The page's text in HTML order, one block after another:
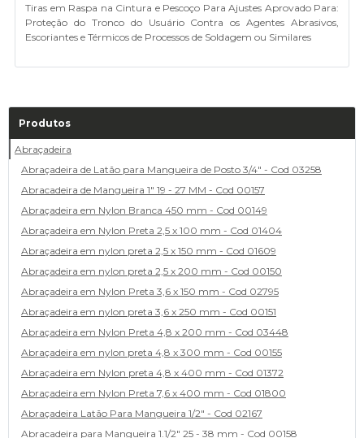
Tiras em Raspa na Cintura e Pescoço Para Ajustes Aprovado Para:
Proteção do Tronco do Usuário Contra os Agentes Abrasivos,
Escoriantes e Térmicos de Processos de Soldagem ou Similares
Produtos
Abraçadeira
Abraçadeira de Latão para Mangueira de Posto 3/4" - Cod 03258
Abracadeira de Mangueira 1" 19 - 27 MM - Cod 00157
Abraçadeira em Nylon Branca 450 mm - Cod 00149
Abraçadeira em Nylon Preta 2,5 x 100 mm - Cod 01404
Abraçadeira em nylon preta 2,5 x 150 mm - Cod 01609
Abraçadeira em nylon preta 2,5 x 200 mm - Cod 00150
Abraçadeira em Nylon Preta 3,6 x 150 mm - Cod 02795
Abraçadeira em nylon preta 3,6 x 250 mm - Cod 00151
Abraçadeira em Nylon Preta 4,8 x 200 mm - Cod 03448
Abraçadeira em nylon preta 4,8 x 300 mm - Cod 00155
Abraçadeira em Nylon preta 4,8 x 400 mm - Cod 01372
Abraçadeira em Nylon Preta 7,6 x 400 mm - Cod 01800
Abraçadeira Latão Para Mangueira 1/2" - Cod 02167
Abracadeira para Mangueira 1.1/2" 25 - 38 mm - Cod 00158